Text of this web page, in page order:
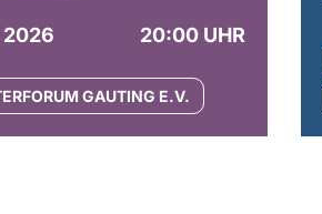
2026
20:00 UHR
GAUTING E.V.